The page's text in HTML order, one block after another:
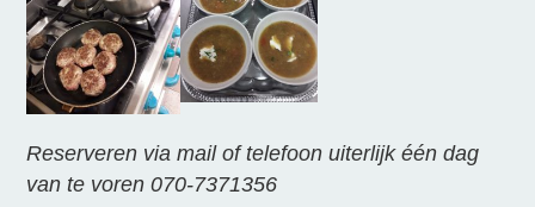
Reserveren via mail of telefoon uiterlijk één dag
van te voren 070-7371356